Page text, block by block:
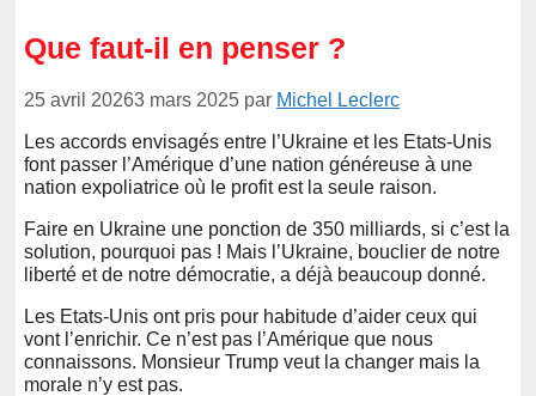
Que faut-il en penser ?
25 avril 20263 mars 2025 par Michel Leclerc
Les accords envisagés entre l’Ukraine et les Etats-Unis
font passer l’Amérique d’une nation généreuse à une
nation expoliatrice où le profit est la seule raison.
Faire en Ukraine une ponction de 350 milliards, si c’est la
solution, pourquoi pas ! Mais l’Ukraine, bouclier de notre
liberté et de notre démocratie, a déjà beaucoup donné.
Les Etats-Unis ont pris pour habitude d’aider ceux qui
vont l’enrichir. Ce n’est pas l’Amérique que nous
connaissons. Monsieur Trump veut la changer mais la
morale n’y est pas.